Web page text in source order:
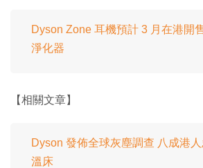
Dyson Zone 耳機預計 3 月在港開
淨化器
【相關文章】
Dyson 發佈全球灰塵調查 八成港
溫床